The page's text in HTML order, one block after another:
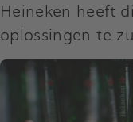
Heineken heeft
oplossingen te